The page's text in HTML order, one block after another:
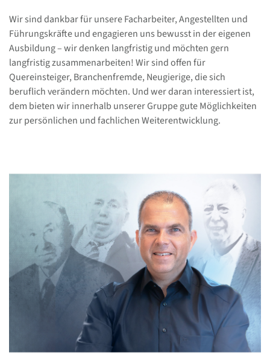
Wir sind dankbar für unsere Facharbeiter, Angestellten und
Führungskräfte und engagieren uns bewusst in der eigenen
Ausbildung – wir denken langfristig und möchten gern
langfristig zusammenarbeiten! Wir sind offen für
Quereinsteiger, Branchenfremde, Neugierige, die sich
beruflich verändern möchten. Und wer daran interessiert ist,
dem bieten wir innerhalb unserer Gruppe gute Möglichkeiten
zur persönlichen und fachlichen Weiterentwicklung.